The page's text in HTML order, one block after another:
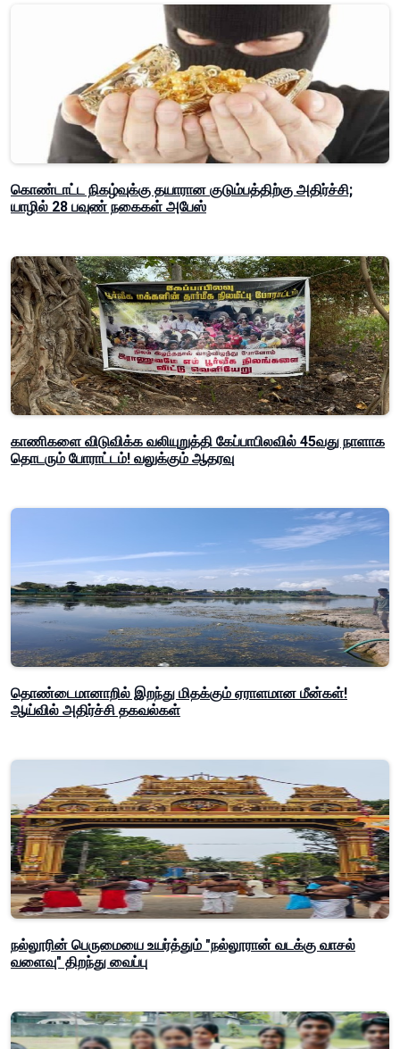
கொண்டாட்ட நிகழ்வுக்கு தயாரான குடும்பத்திற்கு அதிர்ச்சி;
யாழில் 28 பவுண் நகைகள் அபேஸ்
காணிகளை விடுவிக்க வலியுறுத்தி கேப்பாபிலவில் 45வது நாளாக
தொடரும் போராட்டம்! வலுக்கும் ஆதரவு
தொண்டைமானாறில் இறந்து மிதக்கும் ஏராளமான மீன்கள்!
ஆய்வில் அதிர்ச்சி தகவல்கள்
நல்லூரின் பெருமையை உயர்த்தும் "நல்லூரான் வடக்கு வாசல்
வளைவு" திறந்து வைப்பு